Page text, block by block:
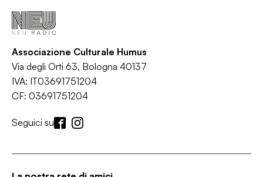
Associazione Culturale Humus
Via degli Orti 63, Bologna 40137
IVA: IT03691751204
CF: 03691751204
Seguici su